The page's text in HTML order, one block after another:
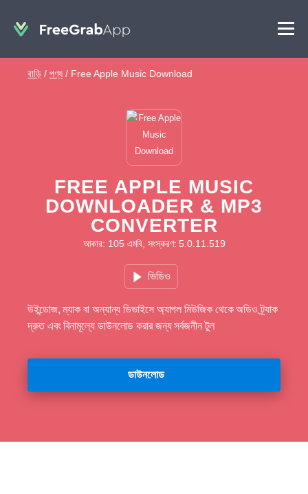
বাড়ি / পণ্য / Free Apple Music Download
FREE APPLE MUSIC
DOWNLOADER & MP3
CONVERTER
আকার: 105 এমবি, সংস্করণ: 5.0.11.519
ভিডিও
উইন্ডোজ, ম্যাক বা অন্যান্য ডিভাইসে অ্যাপল মিউজিক থেকে অডিও ট্র্যাক
দ্রুত এবং বিনামূল্যে ডাউনলোড করার জন্য সর্বজনীন টুল
ডাউনলোড